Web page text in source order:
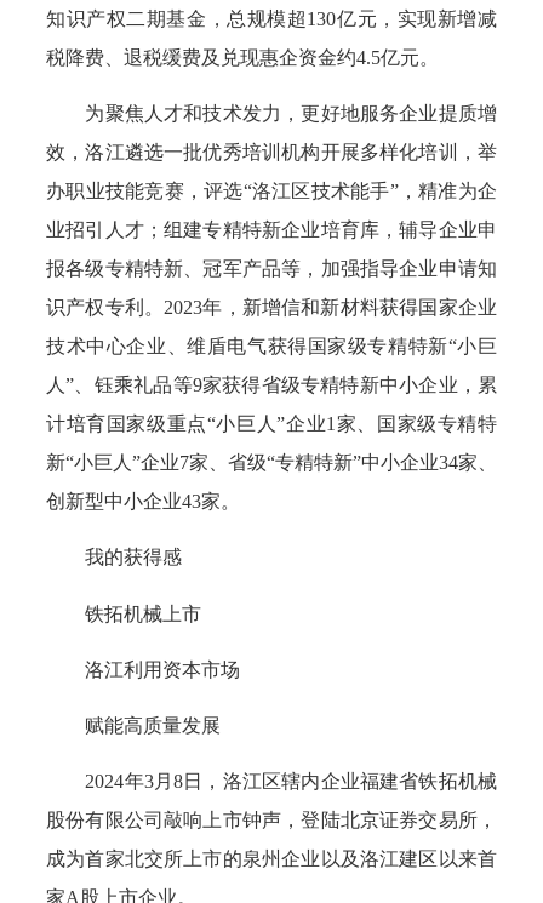
知识产权二期基金，总规模超130亿元，实现新增减
税降费、退税缓费及兑现惠企资金约4.5亿元。
为聚焦人才和技术发力，更好地服务企业提质增
效，洛江遴选一批优秀培训机构开展多样化培训，举
办职业技能竞赛，评选“洛江区技术能手”，精准为企
业招引人才；组建专精特新企业培育库，辅导企业申
报各级专精特新、冠军产品等，加强指导企业申请知
识产权专利。2023年，新增信和新材料获得国家企业
技术中心企业、维盾电气获得国家级专精特新“小巨
人”、钰乘礼品等9家获得省级专精特新中小企业，累
计培育国家级重点“小巨人”企业1家、国家级专精特
新“小巨人”企业7家、省级“专精特新”中小企业34家、
创新型中小企业43家。
我的获得感
铁拓机械上市
洛江利用资本市场
赋能高质量发展
2024年3月8日，洛江区辖内企业福建省铁拓机械
股份有限公司敲响上市钟声，登陆北京证券交易所，
成为首家北交所上市的泉州企业以及洛江建区以来首
家A股上市企业。